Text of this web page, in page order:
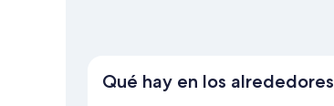
Qué hay en los alrededores